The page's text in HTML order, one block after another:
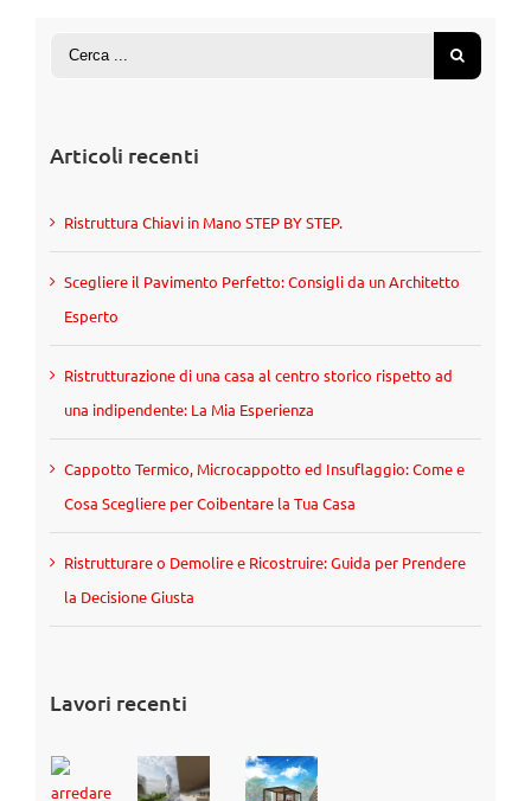
Articoli recenti
Ristruttura Chiavi in Mano STEP BY STEP.
Scegliere il Pavimento Perfetto: Consigli da un Architetto
Esperto
Ristrutturazione di una casa al centro storico rispetto ad
una indipendente: La Mia Esperienza
Cappotto Termico, Microcappotto ed Insuflaggio: Come e
Cosa Scegliere per Coibentare la Tua Casa
Ristrutturare o Demolire e Ricostruire: Guida per Prendere
la Decisione Giusta
Lavori recenti